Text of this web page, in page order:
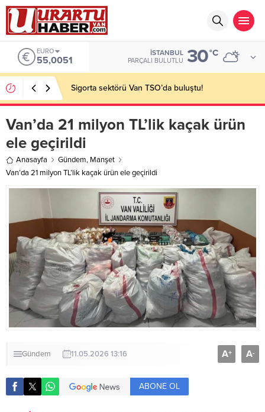
EURO
55,0051
İSTANBUL
PARÇALI BULUTLU 30°C
Sigorta sektörü Van TSO’da buluştu!
Van’da 21 milyon TL’lik kaçak ürün
ele geçirildi
Anasayfa Gündem, Manşet
Van’da 21 milyon TL’lik kaçak ürün ele geçirildi
Gündem 11.05.2026 13:16 A+ A-
ABONE OL